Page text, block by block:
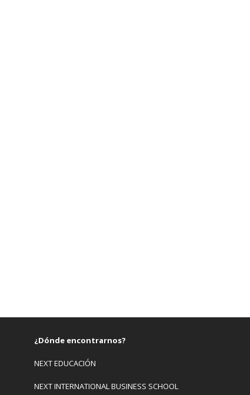
¿Dónde encontrarnos?
NEXT EDUCACIÓN
NEXT INTERNATIONAL BUSINESS SCHOOL